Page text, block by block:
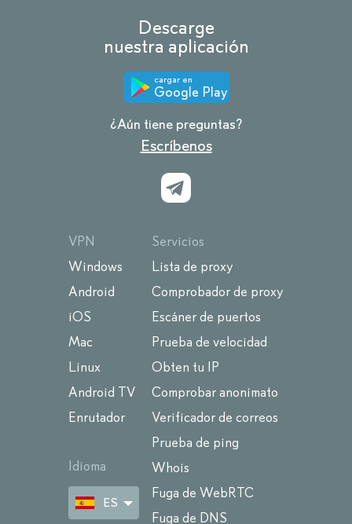
Descarge
nuestra aplicación
cargar en
Google Play
¿Aún tiene preguntas?
Escríbenos
VPN
Windows
Android
iOS
Mac
Linux
Android TV
Enrutador
Idioma
ES
Servicios
Lista de proxy
Comprobador de proxy
Escáner de puertos
Prueba de velocidad
Obten tu IP
Comprobar anonimato
Verificador de correos
Prueba de ping
Whois
Fuga de WebRTC
Fuga de DNS